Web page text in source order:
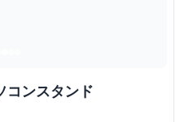
コンスタンド